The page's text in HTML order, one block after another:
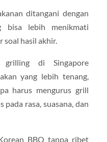
ditangani dengan
bisa lebih menikmati
soal hasil akhir.
di Singapore
yang lebih tenang,
harus mengurus grill
rasa, suasana, dan
BBQ tanpa ribet